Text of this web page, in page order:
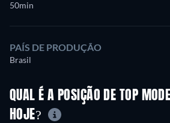
50min
PAÍS DE PRODUÇÃO
Brasil
QUAL É A POSIÇÃO DE TOP
HOJE?